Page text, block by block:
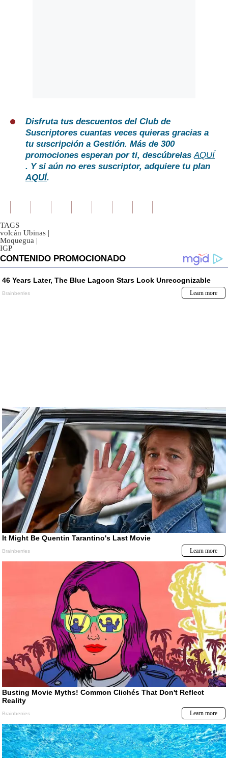
Disfruta tus descuentos del Club de
Suscriptores cuantas veces quieras gracias a
tu suscripción a Gestión. Más de 300
promociones esperan por ti, descúbrelasAQUÍ
. Y si aún no eres suscriptor, adquiere tu plan
AQUÍ.
TAGS
volcán Ubinas |
Moquegua |
IGP